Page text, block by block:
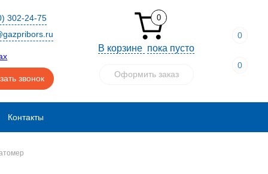
302-24-75
звонок
0
В корзине пока пусто
Оформить заказ
0
0
Контакты